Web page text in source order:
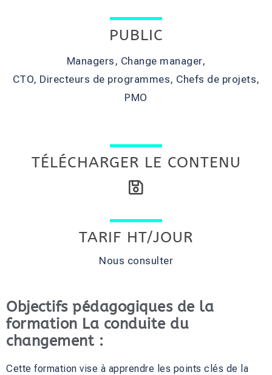
PUBLIC
Managers, Change manager,
CTO, Directeurs de programmes, Chefs de projets,
PMO
TÉLÉCHARGER LE CONTENU
TARIF HT/JOUR
Nous consulter
Objectifs pédagogiques de la
formation La conduite du
changement :
Cette formation vise à apprendre les points clés de la